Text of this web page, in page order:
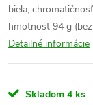
biela,
hmotnosť 94 g
Detailné informácie
Skladom 4 ks